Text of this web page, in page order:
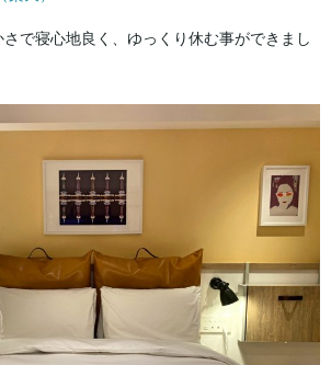
で寝心地良く、ゆっくり休む事ができまし